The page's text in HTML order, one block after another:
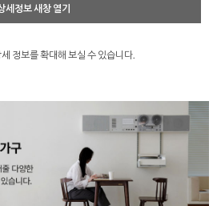
세정보 새창 열기
정보를 확대해 보실 수 있습니다.